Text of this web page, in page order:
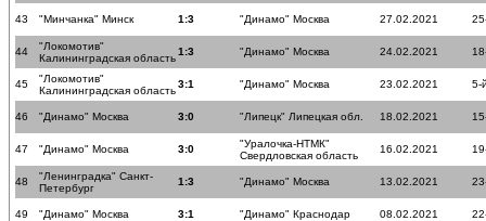
43 "Минчанка" Минск 1:3 "Динамо" Москва 27.02.2021
44
"Локомотив"
Калининградская область
1:3 "Динамо" Москва 24.02.2021
45
"Локомотив"
Калининградская область
3:1 "Динамо" Москва 23.02.2021 5-
46 "Динамо" Москва 3:0 "Липецк" Липецкая обл. 18.02.2021
47 "Динамо" Москва 3:0
"Уралочка-НТМК"
Свердловская область
16.02.2021
48
"Ленинградка" Санкт-
Петербург
1:3 "Динамо" Москва 13.02.2021
49 "Динамо" Москва 3:1 "Динамо" Краснодар 08.02.2021